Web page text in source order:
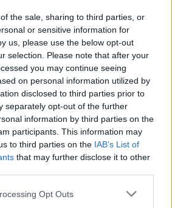
the sale, sharing to third parties, or
or sensitive information for
us, please use the below opt-out
selection. Please note that after your
you may continue seeing
on personal information utilized by
disclosed to third parties prior to
separately opt-out of the further
information by third parties on the
participants. This information may
to third parties on the IAB’s List of
that may further disclose it to other
Opt Outs
szombat
köztársasági
Párt